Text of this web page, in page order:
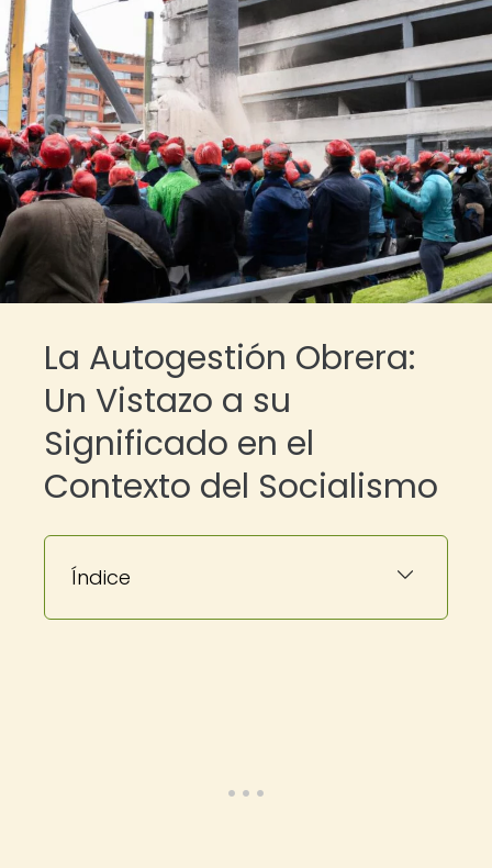
La Autogestión Obrera:
Un Vistazo a su
Significado en el
Contexto del Socialismo
Índice